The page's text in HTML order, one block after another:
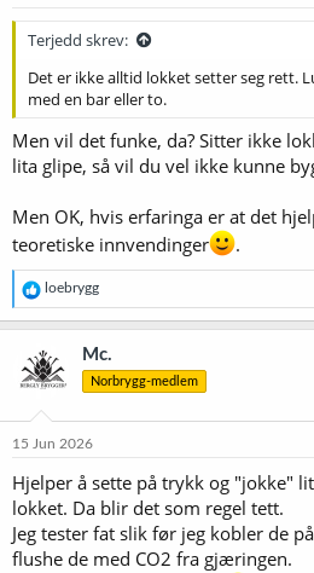
Terjedd skrev:
Det er ikke alltid lokket setter seg rett.
med en bar eller to.
Men vil det funke, da? Sitter ikke
lita glipe, så vil du vel ikke kunne
Men OK, hvis erfaringa er at det
teoretiske innvendinger
.
R
e
a
s
j
e
:
loebrygg
Mc.
Norbrygg-medlem
15 Jun 2026
Hjelper å sette på trykk og "jokke"
lokket. Da blir det som regel tett.
Jeg tester fat slik før jeg kobler de
flushe de med CO2 fra gjæringen.